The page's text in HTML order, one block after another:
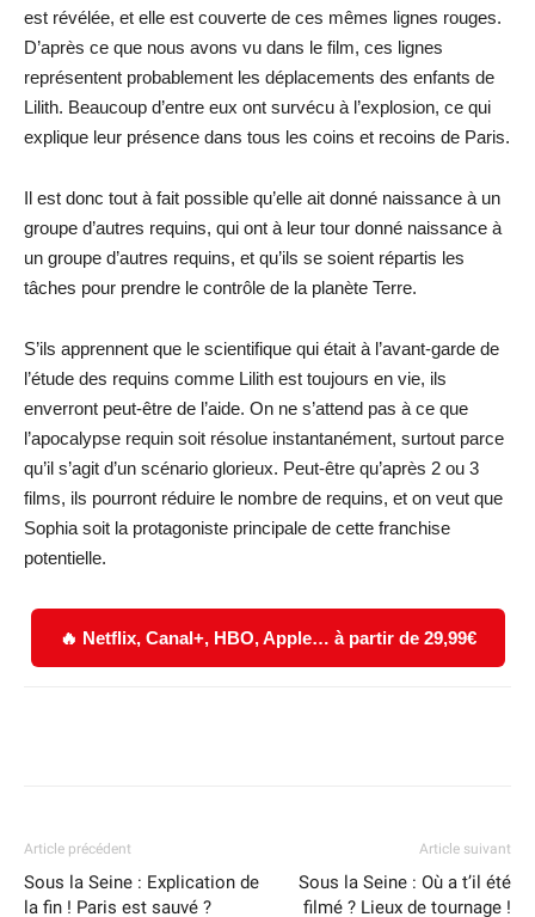
est révélée, et elle est couverte de ces mêmes lignes rouges.
D’après ce que nous avons vu dans le film, ces lignes
représentent probablement les déplacements des enfants de
Lilith. Beaucoup d’entre eux ont survécu à l’explosion, ce qui
explique leur présence dans tous les coins et recoins de Paris.
Il est donc tout à fait possible qu’elle ait donné naissance à un
groupe d’autres requins, qui ont à leur tour donné naissance à
un groupe d’autres requins, et qu’ils se soient répartis les
tâches pour prendre le contrôle de la planète Terre.
S’ils apprennent que le scientifique qui était à l’avant-garde de
l’étude des requins comme Lilith est toujours en vie, ils
enverront peut-être de l’aide. On ne s’attend pas à ce que
l’apocalypse requin soit résolue instantanément, surtout parce
qu’il s’agit d’un scénario glorieux. Peut-être qu’après 2 ou 3
films, ils pourront réduire le nombre de requins, et on veut que
Sophia soit la protagoniste principale de cette franchise
potentielle.
🔥 Netflix, Canal+, HBO, Apple… à partir de 29,99€
Article précédent
Sous la Seine : Explication de
la fin ! Paris est sauvé ?
Article suivant
Sous la Seine : Où a t’il été
filmé ? Lieux de tournage !